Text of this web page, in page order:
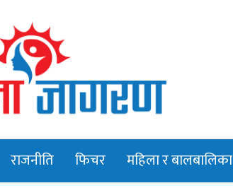
राजनीति फिचर महिला र बालबालिका